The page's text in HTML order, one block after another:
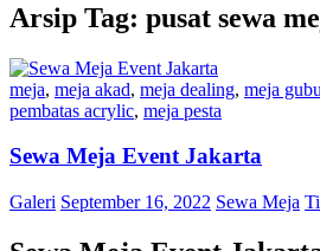
Arsip Tag: pusat sewa
meja, meja akad, meja dealing, meja
pembatas acrylic, meja pesta
Sewa Meja Event Jakarta
Galeri September 16, 2022 Sewa Meja